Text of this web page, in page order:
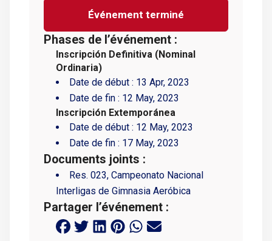
Événement terminé
Phases de l’événement :
Inscripción Definitiva (Nominal
Ordinaria)
Date de début : 13 Apr, 2023
Date de fin : 12 May, 2023
Inscripción Extemporánea
Date de début : 12 May, 2023
Date de fin : 17 May, 2023
Documents joints :
Res. 023, Campeonato Nacional
Interligas de Gimnasia Aeróbica
Partager l’événement :